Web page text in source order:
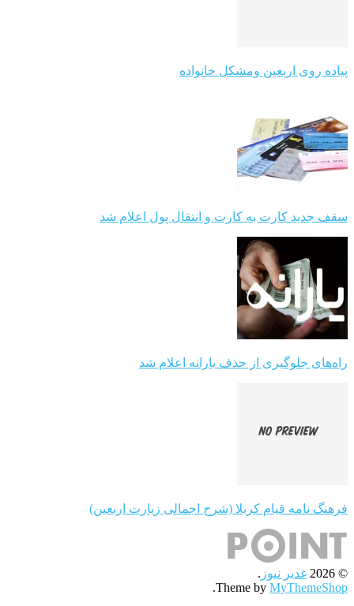
پیاده روی اربعین ومشکل خانواده
سقف جدید کارت به کارت و انتقال پول اعلام شد
راه‌های جلوگیری از حذف یارانه اعلام شد
فرهنگ نامه قیام کربلا (شرح اجمالی زیارت اربعین)
© 2026 غدیر نیوز .
Theme by MyThemeShop
.